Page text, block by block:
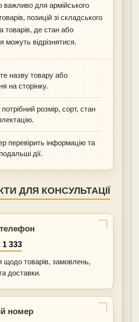
важливо для армійського
позицій зі складського
товарів, де стан або
можуть відрізнятися.
назву товару або
на сторінку.
потрібний розмір, сорт, стан
перевірить інформацію та
дії.
ДЛЯ КОНСУЛЬТАЦІЇ
1 333
щодо товарів, замовлень,
доставки.
номер